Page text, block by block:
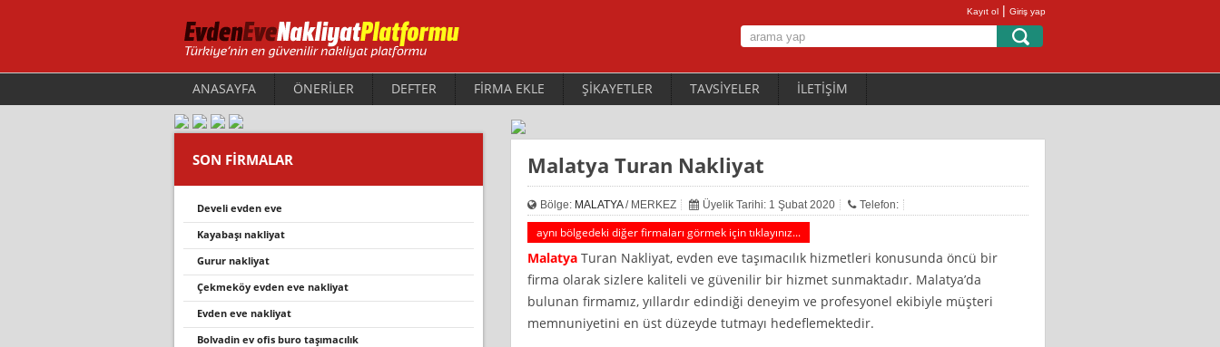
Kayıt ol | Giriş yap
ANASAYFA ÖNERİLER DEFTER FİRMA EKLE ŞİKAYETLER TAVSİYELER İLETİŞİM
Malatya Turan Nakliyat
Bölge: MALATYA/ MERKEZ Üyelik Tarihi: 1 Şubat 2020 Telefon:
aynı bölgedeki diğer firmaları görmek için tıklayınız...
MalatyaTuran Nakliyat, evden eve taşımacılık hizmetleri konusunda öncü bir
firma olarak sizlere kaliteli ve güvenilir bir hizmet sunmaktadır. Malatya’da
bulunan firmamız, yıllardır edindiği deneyim ve profesyonel ekibiyle müşteri
memnuniyetini en üst düzeyde tutmayı hedeflemektedir.
SON FİRMALAR
develi̇ evden eve
kayabaşı nakliyat
gurur nakliyat
çekmeköy evden eve nakli̇yat
evden eve nakliyat
bolvadin ev ofi̇s buro taşimacilik